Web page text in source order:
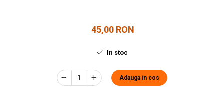
45,00 RON
In stoc
Adauga in cos